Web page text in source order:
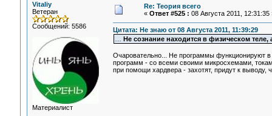
Vitaliy
Ветеран
Сообщений: 5586
Материалист
Re: Теория всего
« Ответ #525 : 08 Августа 2011, 12:31:35
Цитата: Не знаю от 08 Августа 2011, 11:39:29
Не сознание находится в физическом
Очаровательно... Не программы функционируют
программ - со всеми своими микросхемами,
при помощи хардвера - захотят, придут к выводу,